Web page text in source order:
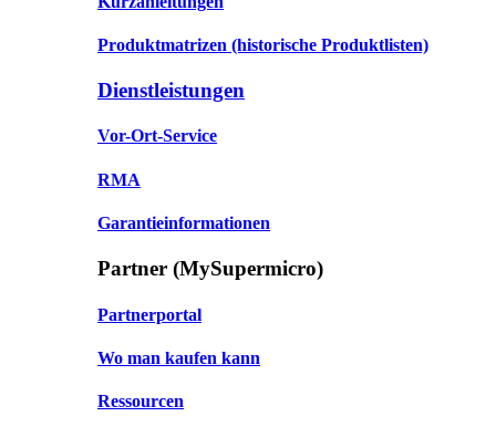
Produktmatrizen (historische Produktlisten)
Dienstleistungen
Vor-Ort-Service
RMA
Garantieinformationen
Partner (MySupermicro)
Partnerportal
Wo man kaufen kann
Ressourcen